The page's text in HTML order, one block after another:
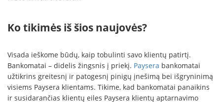
Ko tikimės iš šios naujovės?
Visada ieškome būdų, kaip tobulinti savo klientų patirtį.
Bankomatai – didelis žingsnis į priekį. Paysera bankomatai
užtikrins greitesnį ir patogesnį pinigų įnešimą bei išgryninimą
visiems Paysera klientams. Tikime, kad bankomatai panaikins
ir susidarančias klientų eiles Paysera klientų aptarnavimo